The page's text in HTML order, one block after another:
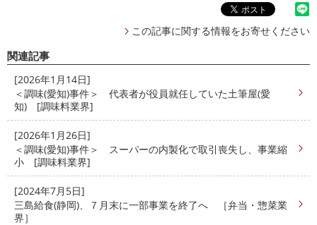
この記事に関する情報をお寄せください
関連記事
[2026年1月14日]
＜調味(愛知)事件＞ 代表者が役員就任していた土筆屋(愛
知) [調味料業界]
[2026年1月26日]
＜調味(愛知)事件＞ スーパーの内製化で取引喪失し、事業縮
小 [調味料業界]
[2024年7月5日]
三島給食(静岡)、７月末に一部事業を終了へ ［弁当・惣菜業
界］